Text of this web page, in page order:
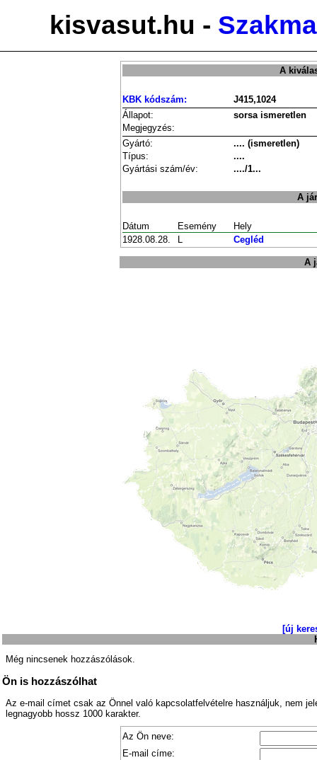
kisvasut.hu -
A
KBK kódszám:
J415,1024
Állapot:
sorsa ismeretlen
Megjegyzés:
Gyártó:
.... (ismeretlen)
Típus:
....
Gyártási szám/év:
..../1...
A
Dátum Esemény
Hely
1928.08.28.
L Cegléd
A
[új
Még nincsenek hozzászólások.
Ön is hozzászólhat
Az e-mail címet csak az Önnel való kapcsolatfelvételre használjuk, nem
legnagyobb hossz 1000 karakter.
Az Ön neve:
E-mail címe: